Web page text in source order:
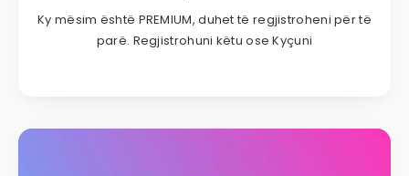
Ky mësim është PREMIUM, duhet të regjistroheni për të
parë. Regjistrohuni këtu ose Kyçuni